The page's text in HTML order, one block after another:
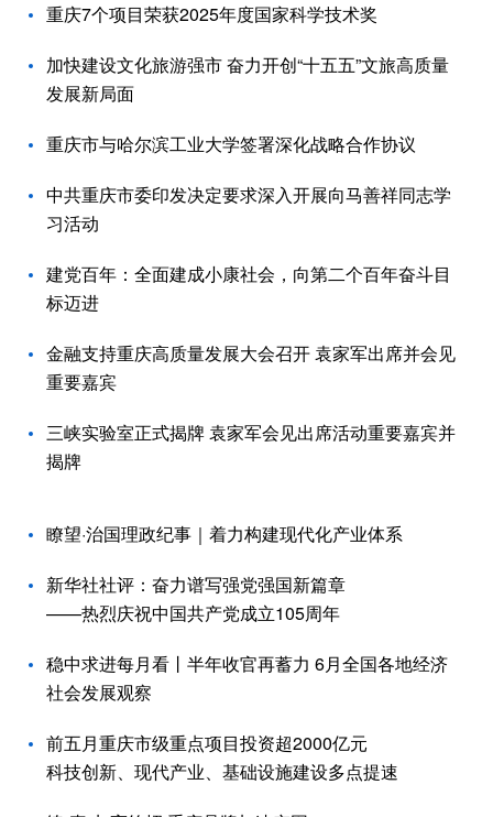
重庆7个项目荣获2025年度国家科学技术奖
加快建设文化旅游强市 奋力开创“十五五”文旅高质量
发展新局面
重庆市与哈尔滨工业大学签署深化战略合作协议
中共重庆市委印发决定要求深入开展向马善祥同志学
习活动
建党百年：全面建成小康社会，向第二个百年奋斗目
标迈进
金融支持重庆高质量发展大会召开 袁家军出席并会见
重要嘉宾
三峡实验室正式揭牌 袁家军会见出席活动重要嘉宾并
揭牌
瞭望·治国理政纪事｜着力构建现代化产业体系
新华社社评：奋力谱写强党强国新篇章
——热烈庆祝中国共产党成立105周年
稳中求进每月看丨半年收官再蓄力 6月全国各地经济
社会发展观察
前五月重庆市级重点项目投资超2000亿元
科技创新、现代产业、基础设施建设多点提速